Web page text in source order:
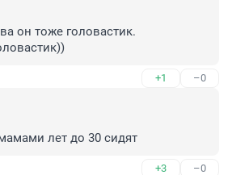
он тоже головастик.
+1 –0
лет до 30 сидят
+3 –0